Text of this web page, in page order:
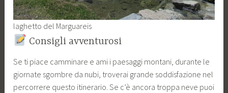
laghetto del Marguareis
Consigli avventurosi
Se ti piace camminare e ami i paesaggi montani, durante le
giornate sgombre da nubi, troverai grande soddisfazione nel
percorrere questo itinerario. Se c’è ancora troppa neve puoi